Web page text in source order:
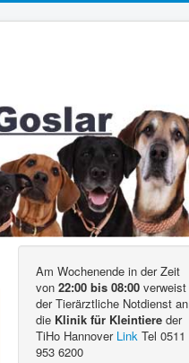
Am Wochenende in der Zeit
von 22:00 bis 08:00 verweist
der Tierärztliche Notdienst an
die Klinik für Kleintiere der
TiHo Hannover Link Tel 0511
953 6200